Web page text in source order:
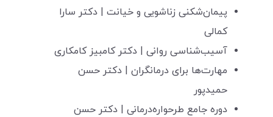
پیمان‌شکنی زناشویی و خیانت | دکتر سارا
کمالی
آسیب‌شناسی روانی | دکتر کامبیز کامکاری
مهارت‌ها برای درمانگران | دکتر حسن
حمیدپور
دوره جامع طرحواره‌درمانی | دکتر حسن